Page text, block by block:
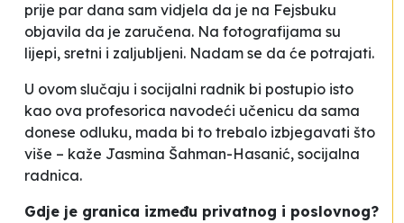
prije par dana sam vidjela da je na Fejsbuku
objavila da je zaručena. Na fotografijama su
lijepi, sretni i zaljubljeni. Nadam se da će potrajati.
U ovom slučaju i socijalni radnik bi postupio isto
kao ova profesorica navodeći učenicu da sama
donese odluku, mada bi to trebalo izbjegavati što
više – kaže Jasmina Šahman-Hasanić, socijalna
radnica.
Gdje je granica između privatnog i poslovnog?